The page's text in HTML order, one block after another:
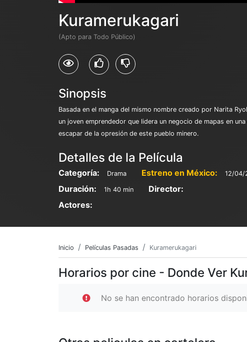
Kuramerukagari
(Apto para Todo Público)
Sinopsis
Basada en el manga del mismo nombre creado por Narita
un joven emprendedor que lidera un negocio de mapas en
escapar de la opresión de este pueblo minero.
Detalles de la Película
Categoría: Drama Estreno en México: 12/04/
Duración: 1h 40 min
Director:
Actores:
Inicio Películas Pasadas Kuramerukagari
Horarios por cine - Donde Ver
No se han encontrado horarios